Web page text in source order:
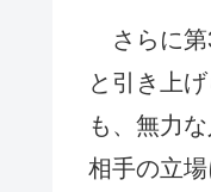
さらに第
と引き上
も、無力
相手の立